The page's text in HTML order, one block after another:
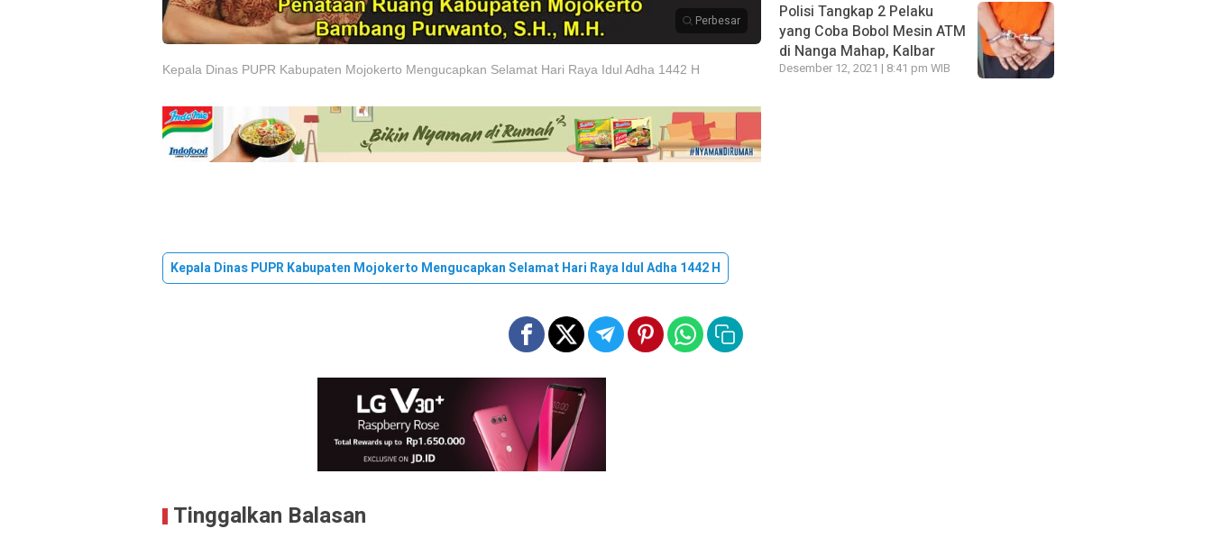
Perbesar
Kepala Dinas PUPR Kabupaten Mojokerto Mengucapkan Selamat Hari Raya Idul Adha 1442 H
Kepala Dinas PUPR Kabupaten Mojokerto Mengucapkan Selamat Hari Raya Idul Adha 1442 H
Tinggalkan Balasan
Polisi Tangkap 2 Pelaku
yang Coba Bobol Mesin ATM
di Nanga Mahap, Kalbar
Desember 12, 2021 | 8:41 pm WIB